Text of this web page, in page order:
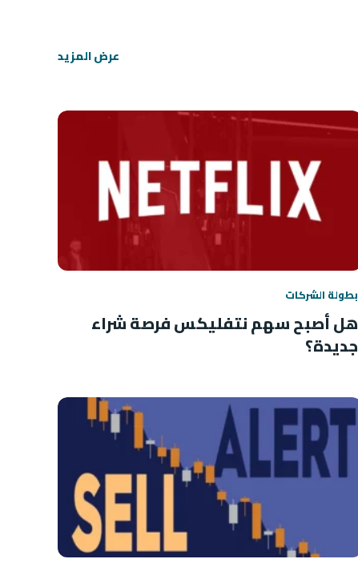
عرض المزيد
بطولة الشركات
هل أصبح سهم نتفليكس فرصة شراء
جديدة؟